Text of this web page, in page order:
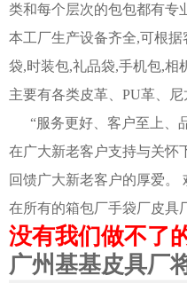
类和每个层次的包包都有专
本工厂生产设备齐全,可根
袋,时装包,礼品袋,手机包,相
主要有各类皮革、PU革、
“服务更好、客户至上、
在广大新老客户支持与关怀
回馈广大新老客户的厚爱。
在所有的箱包厂手袋厂皮具
没有我们做不了
广州基基皮具厂